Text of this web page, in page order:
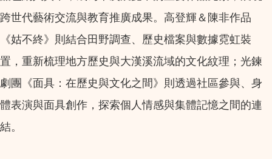
跨世代藝術交流與教育推廣成果。高登輝＆陳非作品
《姑不終》則結合田野調查、歷史檔案與數據霓虹裝
置，重新梳理地方歷史與大漢溪流域的文化紋理；光鍊
劇團《面具：在歷史與文化之間》則透過社區參與、身
體表演與面具創作，探索個人情感與集體記憶之間的連
結。